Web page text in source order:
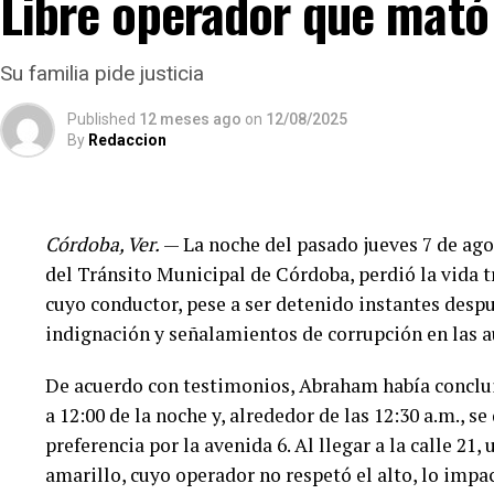
Su familia pide justicia
Published 12 meses ago on 12/08/2025
By Redaccion
Córdoba, Ver. — La noche del pasado jueves 7 de
del Tránsito Municipal de Córdoba, perdió la vida
cuyo conductor, pese a ser detenido instantes
indignación y señalamientos de corrupción en las
De acuerdo con testimonios, Abraham había
a 12:00 de la noche y, alrededor de las 12:30 a.m.,
preferencia por la avenida 6. Al llegar a la calle
amarillo, cuyo operador no respetó el alto, lo